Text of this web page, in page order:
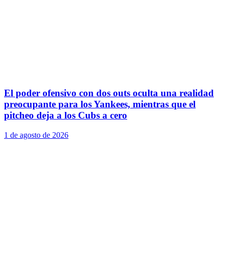
El poder ofensivo con dos outs oculta una realidad
preocupante para los Yankees, mientras que el
pitcheo deja a los Cubs a cero
1 de agosto de 2026